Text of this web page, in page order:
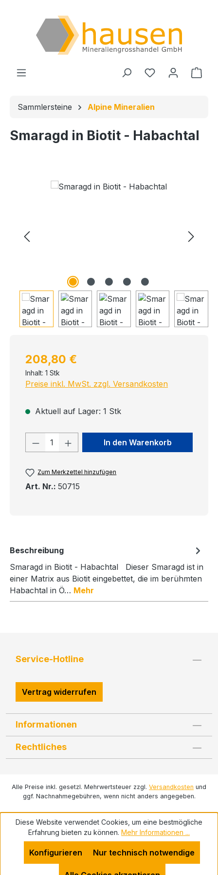
Du hast 0
Sammlersteine Alpine Mineralien
Smaragd in Biotit - Habachtal
Bildergalerie überspringen
Regulärer Preis:
208,80 €
Inhalt: 1 Stk
Preise inkl. MwSt. zzgl. Versandkosten
Aktuell auf Lager: 1 Stk
Produkt Anzahl: Gib den
In den Warenkorb
Zum Merkzettel hinzufügen
Art. Nr.: 50715
Beschreibung
Smaragd in Biotit - Habachtal Dieser Smaragd ist in
einer Matrix aus Biotit eingebettet, die im berühmten
Habachtal in Ö… Mehr
Service-Hotline
Vertrag widerrufen
Informationen
Rechtliches
Alle Preise inkl. gesetzl. Mehrwertsteuer zzgl. Versandkosten und
ggf. Nachnahmegebühren, wenn nicht anders angegeben.
Diese Website verwendet Cookies, um eine bestmögliche
Erfahrung bieten zu können. Mehr Informationen ...
Nur technisch notwendige
Konfigurieren